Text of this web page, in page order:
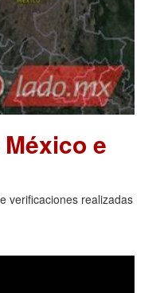
e
verificaciones realizadas